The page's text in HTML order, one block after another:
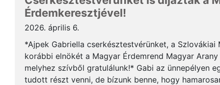
Érdemkeresztjével!
2026. április 6.
*Ajpek Gabriella cserkésztestvérünket, a Szlovákiai
korábbi elnökét a Magyar Érdemrend Magyar
melyhez szívből gratulálunk!* Gabi az ünnepélyen
tudott részt venni, de bízunk benne, hogy